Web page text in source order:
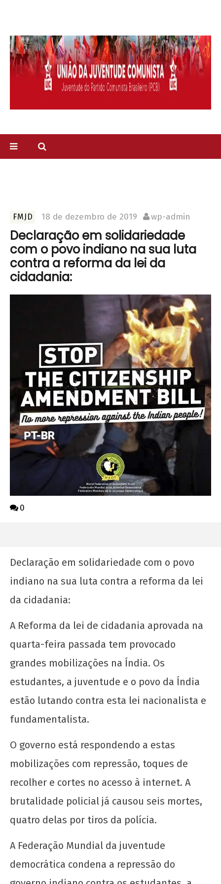
FMJD 18 de dezembro de 2019 wp-admin
Declaração em solidariedade
com o povo indiano na sua luta
contra a reforma da lei da
cidadania:
0
Declaração em solidariedade com o povo
indiano na sua luta contra a reforma da lei
da cidadania:
A Reforma da lei de cidadania aprovada na
quarta-feira passada tem provocado
grandes mobilizações na Índia. Os
estudantes, a juventude e o povo da Índia
estão lutando contra esta lei nacionalista e
fundamentalista.
O governo está respondendo a estas
mobilizações com repressão, toques de
recolher e cortes no acesso à internet. A
brutalidade policial já causou seis mortes,
quatro delas por tiros da polícia.
A Federação Mundial da juventude
democrática condena a repressão do